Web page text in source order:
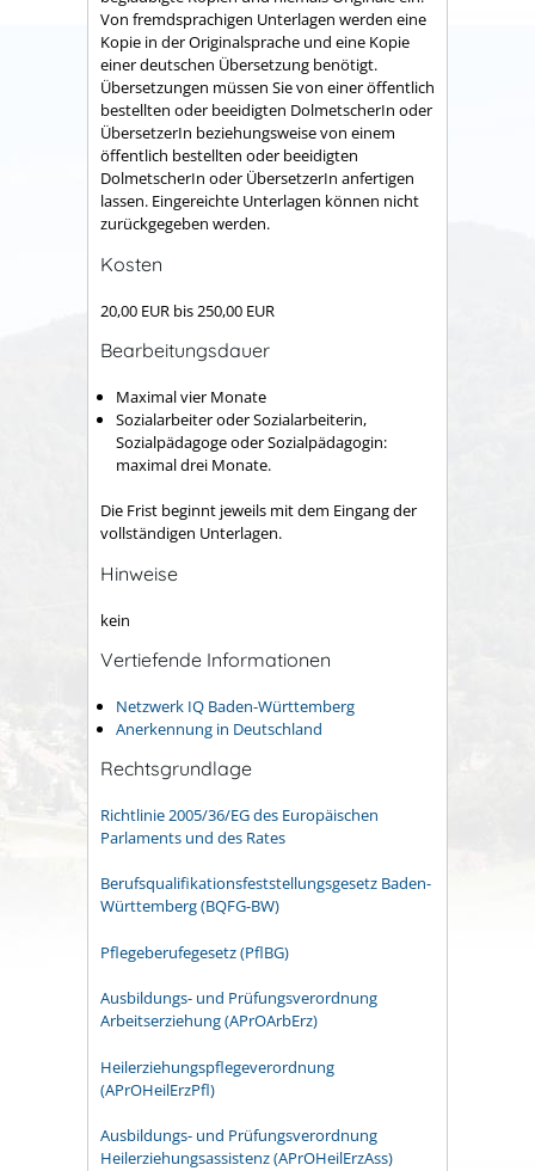
Von fremdsprachigen Unterlagen werden eine
Kopie in der Originalsprache und eine Kopie
einer deutschen Übersetzung benötigt.
Übersetzungen müssen Sie von einer öffentlich
bestellten oder beeidigten DolmetscherIn oder
ÜbersetzerIn beziehungsweise von einem
öffentlich bestellten oder beeidigten
DolmetscherIn oder ÜbersetzerIn anfertigen
lassen. Eingereichte Unterlagen können nicht
zurückgegeben werden.
Kosten
20,00 EUR bis 250,00 EUR
Bearbeitungsdauer
Maximal vier Monate
Sozialarbeiter oder Sozialarbeiterin,
Sozialpädagoge oder Sozialpädagogin:
maximal drei Monate.
Die Frist beginnt jeweils mit dem Eingang der
vollständigen Unterlagen.
Hinweise
kein
Vertiefende Informationen
Netzwerk IQ Baden-Württemberg
Anerkennung in Deutschland
Rechtsgrundlage
Richtlinie 2005/36/EG des Europäischen
Parlaments und des Rates
Berufsqualifikationsfeststellungsgesetz Baden-
Württemberg (BQFG-BW)
Pflegeberufegesetz (PflBG)
Ausbildungs- und Prüfungsverordnung
Arbeitserziehung (APrOArbErz)
Heilerziehungspflegeverordnung
(APrOHeilErzPfl)
Ausbildungs- und Prüfungsverordnung
Heilerziehungsassistenz (APrOHeilErzAss)